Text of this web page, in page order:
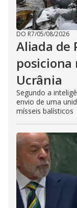
DO R7/05/08/2026
Aliada de
posiciona
Ucrânia
Segundo a
envio de uma
mísseis balísticos